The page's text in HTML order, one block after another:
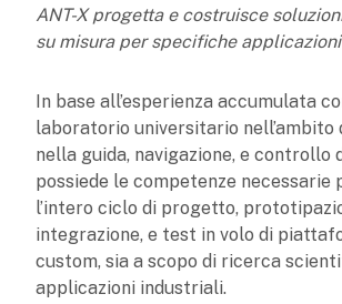
ANT-X progetta e costruisce
su misura per specifiche
In base all’esperienza accumulata
laboratorio universitario
nella guida, navigazione, e controllo
possiede le competenze necessarie
l’intero ciclo di progetto,
integrazione, e test in volo di
custom, sia a scopo di ricerca
applicazioni industriali.